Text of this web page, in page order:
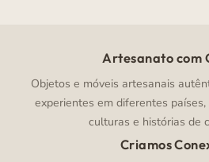
Artesanato com
Objetos e móveis artesanais
experientes em diferentes
culturas e histórias de
Criamos